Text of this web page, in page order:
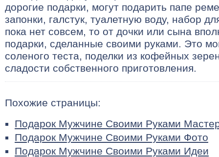
дорогие подарки, могут подарить папе
запонки, галстук, туалетную воду, набор
пока нет совсем, то от дочки или сына
подарки, сделанные своими руками. Это
соленого теста, поделки из кофейных
сладости собственного приготовления.
Похожие страницы:
Подарок Мужчине Своими Руками
Подарок Мужчине Своими Руками Фото
Подарок Мужчине Своими Руками Идеи